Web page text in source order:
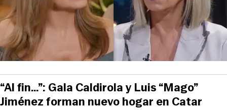
“Al fin…”: Gala Caldirola y Luis “Mago”
Jiménez forman nuevo hogar en Catar